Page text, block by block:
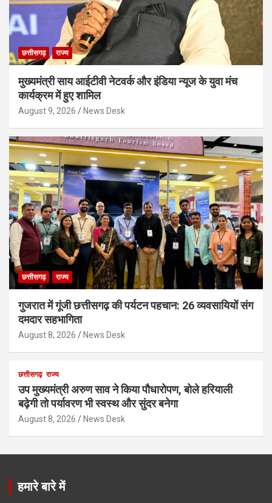
छत्तीसगढ़ राज्य
मुख्यमंत्री साय आईटीवी नेटवर्क और इंडिया न्यूज के युवा मंच
कार्यक्रम में हुए शामिल
August 9, 2026 News Desk
छत्तीसगढ़ राज्य
गुजरात में गूंजी छत्तीसगढ़ की पर्यटन पहचान: 26 व्यवसायियों संग
दमदार सहभागिता
August 8, 2026 News Desk
छत्तीसगढ़ राज्य
उप मुख्यमंत्री अरुण साव ने किया पौधारोपण, बोले हरियाली
बढ़ेगी तो पर्यावरण भी स्वस्थ और सुंदर बनेगा
August 8, 2026 News Desk
हमारे बारे में